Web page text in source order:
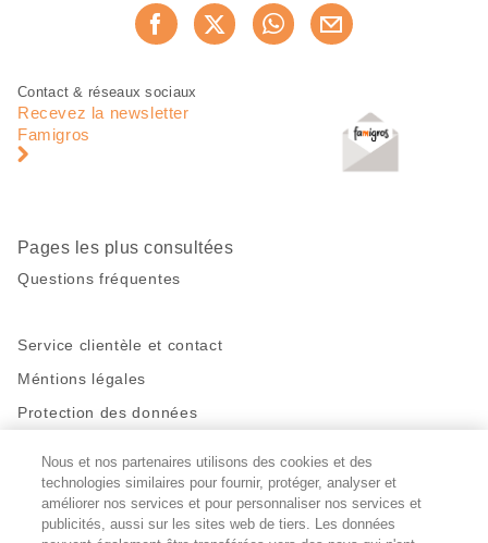
Recommander maintenant
Pied
page
Navigation
pied
Contact & réseaux sociaux
Recevez la newsletter
Famigros
Pages les plus consultées
Questions fréquentes
Service clientèle et contact
Méntions légales
Protection des données
Restez en contact!
Facebook
http://twitter.com/migros
https://www.youtube.com/user/
PinterestInstagram
Nous et nos partenaires utilisons des cookies et des
technologies similaires pour fournir, protéger, analyser et
améliorer nos services et pour personnaliser nos services et
publicités, aussi sur les sites web de tiers. Les données